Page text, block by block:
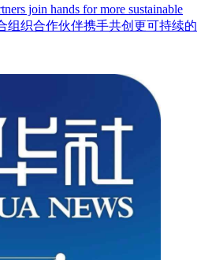
join hands for more sustainable
组织合作伙伴携手共创更可持续的